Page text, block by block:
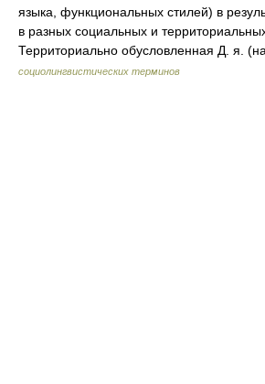
языка, функциональных стилей) в
в разных социальных и
Территориально обусловленная Д. я.
социолингвистических терминов